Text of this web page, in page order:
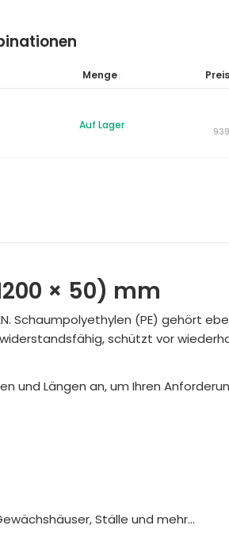
Menge
Auf Lager
× 50) mm
Schaumpolyethylen (PE) gehört
schützt vor
und Längen an, um Ihren
Ställe und mehr...